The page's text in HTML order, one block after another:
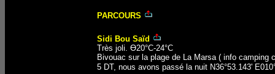
PARCOURS
Sidi Bou Saïd
Très joli. Ө20°C-24°C
Bivouac sur la plage de La Marsa ( info camping
5 DT, nous avons passé la nuit N36°53.143'